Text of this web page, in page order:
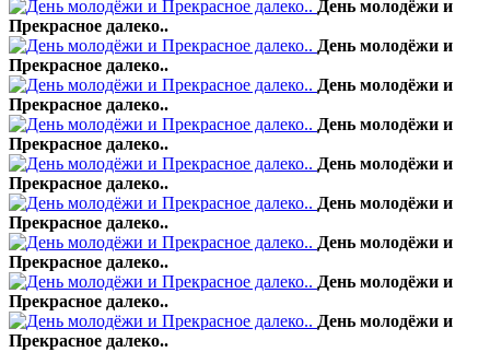
День молодёжи и
Прекрасное далеко..
День молодёжи и
Прекрасное далеко..
День молодёжи и
Прекрасное далеко..
День молодёжи и
Прекрасное далеко..
День молодёжи и
Прекрасное далеко..
День молодёжи и
Прекрасное далеко..
День молодёжи и
Прекрасное далеко..
День молодёжи и
Прекрасное далеко..
День молодёжи и
Прекрасное далеко..